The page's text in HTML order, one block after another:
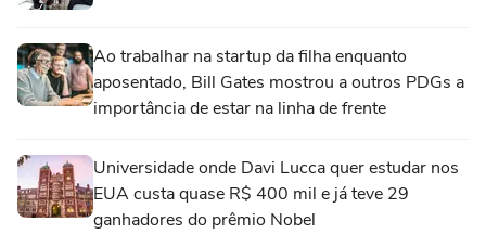
Ao trabalhar na startup da filha enquanto
aposentado, Bill Gates mostrou a outros PDGs a
importância de estar na linha de frente
Universidade onde Davi Lucca quer estudar nos
EUA custa quase R$ 400 mil e já teve 29
ganhadores do prêmio Nobel